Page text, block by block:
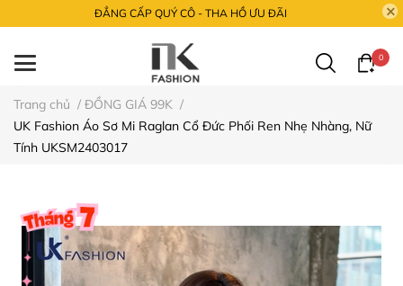
ĐẲNG CẤP QUÝ CÔ - THA HỒ ƯU ĐÃI
0
Trang chủ / ĐỒNG GIÁ 99K /
UK Fashion Áo Sơ Mi Raglan Cổ Đức Phối Ren Nhẹ Nhàng, Nữ
Tính UKSM2403017